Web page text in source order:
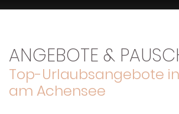
HERBST
WANDERN &
KLETTERN
SKIFAHREN
LANGLAUFEN
ANGEBOTE &
Top-Urlaubsangebote
am Achensee